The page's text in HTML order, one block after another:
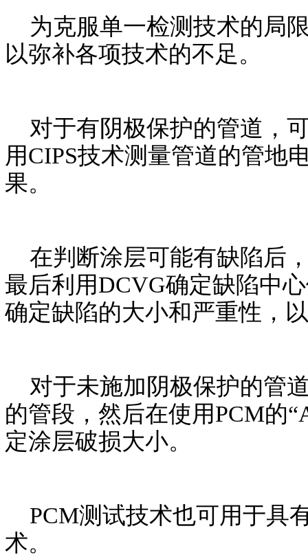
为克服单一检测技术的局
以弥补各项技术的不足。
对于有阴极保护的管道，
用CIPS技术测量管道的管地
果。
在判断涂层可能有缺陷后
最后利用DCVG确定缺陷中
确定缺陷的大小和严重性，
对于未施加阴极保护的管
的管段，然后在使用PCM的
定涂层破损大小。
PCM测试技术也可用于具
术。